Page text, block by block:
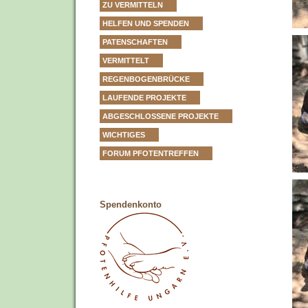
ZU VERMITTELN
HELFEN UND SPENDEN
PATENSCHAFTEN
VERMITTELT
REGENBOGENBRÜCKE
LAUFENDE PROJEKTE
ABGESCHLOSSENE PROJEKTE
WICHTIGES
FORUM PFOTENTREFFEN
Spendenkonto